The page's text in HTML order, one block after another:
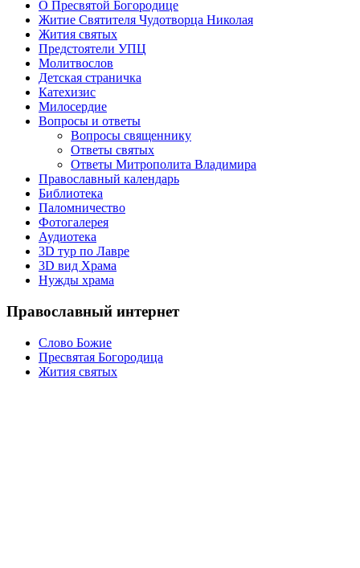
О Пресвятой Богородице
Житие Святителя Чудотворца Николая
Жития святых
Предстоятели УПЦ
Молитвослов
Детская страничка
Катехизис
Милосердие
Вопросы и ответы
Вопросы священнику
Ответы святых
Ответы Митрополита Владимира
Православный календарь
Библиотека
Паломничество
Фотогалерея
Аудиотека
3D тур по Лавре
3D вид Храма
Нужды храма
Православный интернет
Слово Божие
Пресвятая Богородица
Жития святых